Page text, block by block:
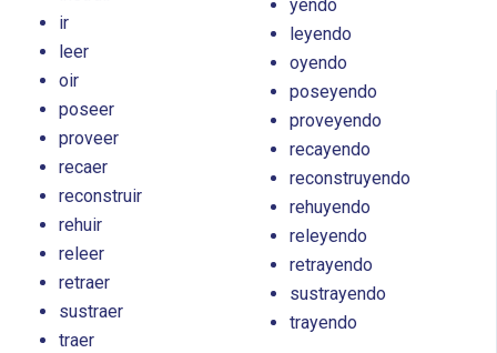
ir
leer
oir
poseer
proveer
recaer
reconstruir
rehuir
releer
retraer
sustraer
traer
yendo
leyendo
oyendo
poseyendo
proveyendo
recayendo
reconstruyendo
rehuyendo
releyendo
retrayendo
sustrayendo
trayendo